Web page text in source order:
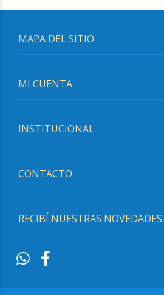
RECIBÍ NUESTRAS NOVEDADES:
MAPA DEL SITIO
MI CUENTA
INSTITUCIONAL
CONTACTO